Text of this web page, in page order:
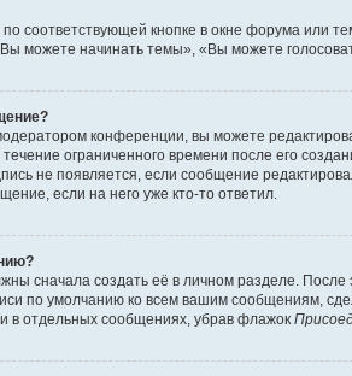
соответствующей кнопке в окне форума или
можете начинать темы», «Вы можете
конференции, вы можете
ограниченного времени после его
не появляется, если сообщение
если на него уже кто-то ответил.
сначала создать её в личном разделе. После
по умолчанию ко всем вашим сообщениям,
в отдельных сообщениях, убрав флажок